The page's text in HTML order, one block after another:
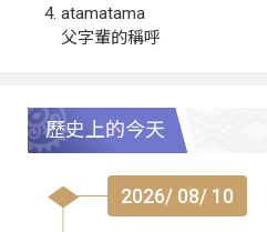
atamatama
父字輩的稱呼
歷史上的今天
2026/ 08/ 10